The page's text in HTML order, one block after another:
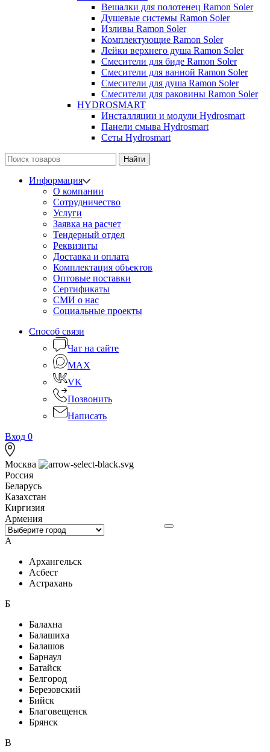
Вешалки для полотенец Ramon Soler
Душевые системы Ramon Soler
Изливы Ramon Soler
Комплектующие Ramon Soler
Лейки верхнего душа Ramon Soler
Смесители для биде Ramon Soler
Смесители для ванной Ramon Soler
Смесители для душа Ramon Soler
Смесители для раковины Ramon Soler
HYDROSMART
Инсталляции и модули Hydrosmart
Панели смыва Hydrosmart
Сеты Hydrosmart
Найти
Информация
О компании
Сотрудничество
Услуги
Заявка на расчет
Тендерный отдел
Реквизиты
Доставка и оплата
Комплектация объектов
Оптовые поставки
Сертификаты
СМИ о нас
Социальные проекты
Способ связи
Чат на сайте
MAX
VK
Позвонить
Написать
Вход 0
Москва
Россия
Беларусь
Казахстан
Киргизия
Армения
А
Архангельск
Асбест
Астрахань
Б
Балахна
Балашиха
Балашов
Барнаул
Батайск
Белгород
Березовский
Бийск
Благовещенск
Брянск
В